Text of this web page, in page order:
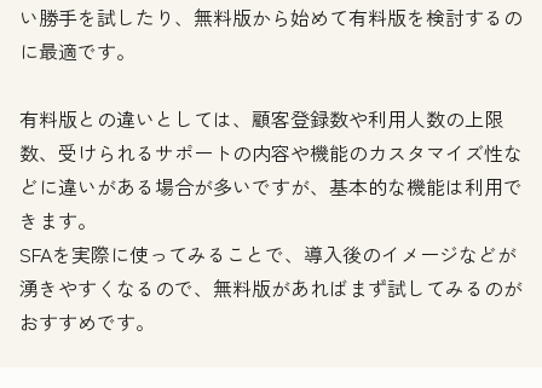
い勝手を試したり、無料版から始めて有料版を検討するの
に最適です。
有料版との違いとしては、顧客登録数や利用人数の上限
数、受けられるサポートの内容や機能のカスタマイズ性な
どに違いがある場合が多いですが、基本的な機能は利用で
きます。
SFAを実際に使ってみることで、導入後のイメージなどが
湧きやすくなるので、無料版があればまず試してみるのが
おすすめです。